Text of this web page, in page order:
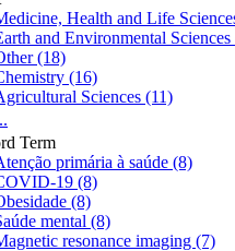
Health and Life
and Environmental Sciences
(18)
(16)
Sciences (11)
Term
primária à saúde (8)
19 (8)
(8)
mental (8)
resonance imaging (7)